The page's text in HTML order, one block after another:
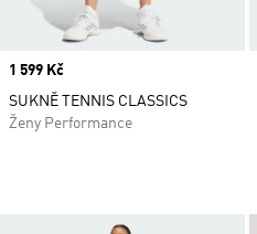
Price
1 599 Kč
SUKNĚ TENNIS CLASSICS
Ženy Performance